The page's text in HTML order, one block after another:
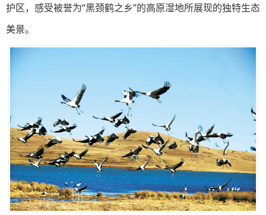
护区，感受被誉为“黑颈鹤之乡”的高原湿地所展现的独特生态
美景。